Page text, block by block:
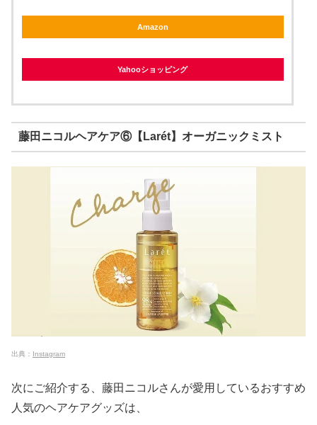
Amazon
Yahooショッピング
藤田ニコルヘアケア⑥【Larét】オーガニックミスト
出典： Instagram
次にご紹介する、藤田ニコルさんが愛用しているおすすめ
人気のヘアケアグッズは、